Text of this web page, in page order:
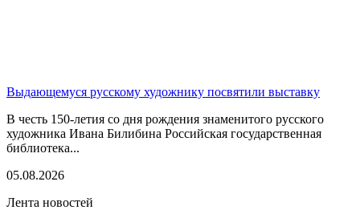
Выдающемуся русскому художнику посвятили выставку
В честь 150-летия со дня рождения знаменитого русского
художника Ивана Билибина Российская государственная
библиотека...
05.08.2026
Лента новостей